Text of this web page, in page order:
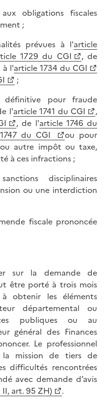
obligations fiscales
;
prévues à l'article
1729 du CGI
, de
à l'article 1734 du CGI
;
pour fraude
l'article 1741 du CGI
,
, de l'article 1746 du
du CGI
ou pour
autre impôt ou taxe,
à ces infractions ;
disciplinaires
ou une interdiction
fiscale prononcée
sur la demande de
être porté à trois mois
obtenir les éléments
départemental ou
publiques ou au
général des Finances
Le professionnel
la mission de tiers de
difficultés rencontrées
avec demande d’avis
II, art. 95 ZH) .